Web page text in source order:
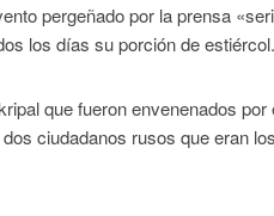
pergeñado por la prensa
los días su porción de estiércol.
que fueron envenenados por
ciudadanos rusos que eran los